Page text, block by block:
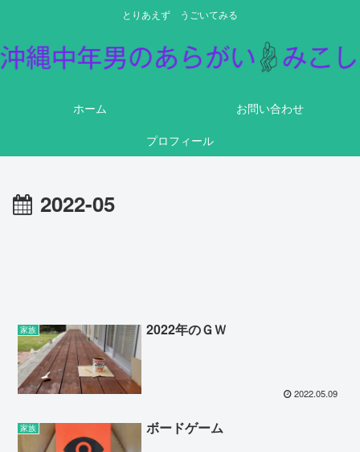
とりあえず うごいてみる
ホーム
お問い合わせ
プロフィール
2022-05
家族 2022年のＧＷ
2022.05.09
家族 ボードゲーム